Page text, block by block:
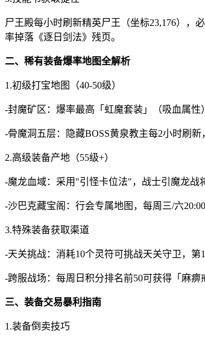
尸王殿每小时刷新精英尸王（坐标23,176），
率掉落《逐日剑法》残页。
二、稀有装备爆率地图全解析
1.初级打宝地图（40-50级）
-封魔矿区：爆率最高「虹魔套装」（吸血属
-骨魔洞五层：隐藏BOSS黄泉教主每2小时刷
2.高级装备产地（55级+）
-魔龙血域：采用"引怪卡位法"，战士引魔龙战
-沙巴克藏宝阁：行会专属地图，每周三/六
3.特殊装备获取渠道
-天关挑战：消耗10个灵符可挑战天关守卫，第
-跨服战场：每周日积分排名前50可获得「麻
三、装备交易暴利指南
1.装备倒卖技巧